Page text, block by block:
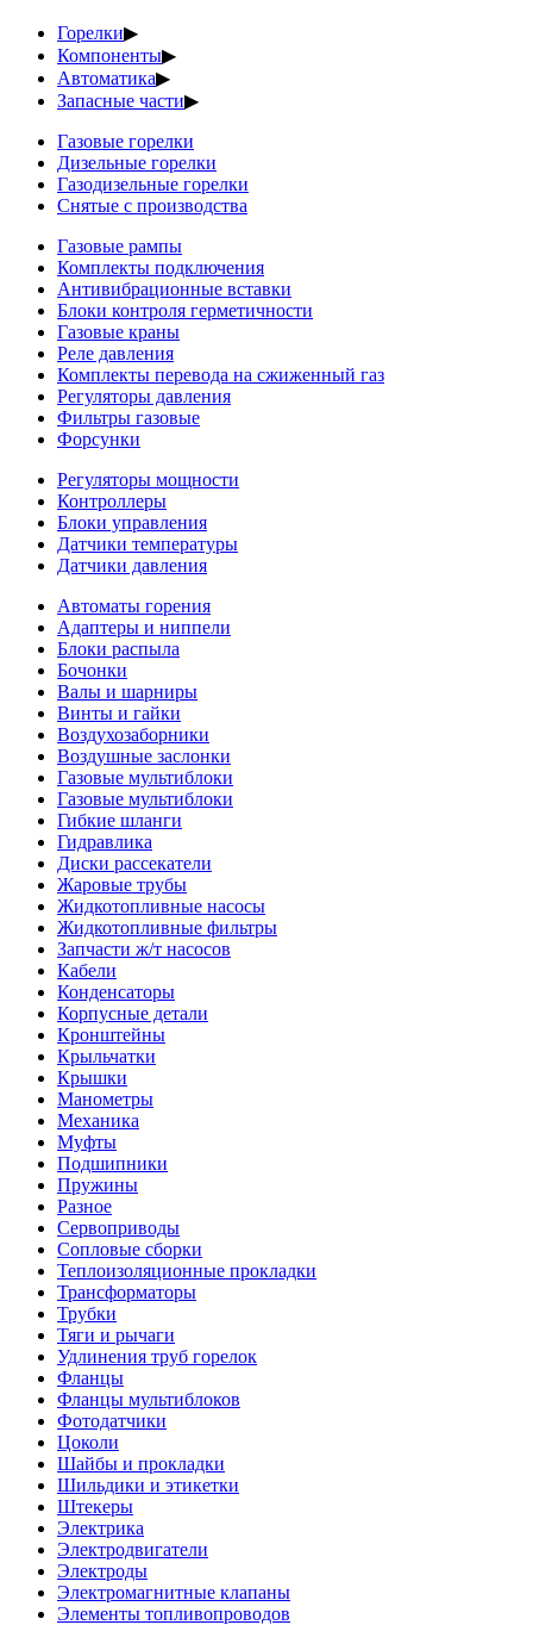
Горелки▶
Компоненты▶
Автоматика▶
Запасные части▶
Газовые горелки
Дизельные горелки
Газодизельные горелки
Снятые с производства
Газовые рампы
Комплекты подключения
Антивибрационные вставки
Блоки контроля герметичности
Газовые краны
Реле давления
Комплекты перевода на сжиженный газ
Регуляторы давления
Фильтры газовые
Форсунки
Регуляторы мощности
Контроллеры
Блоки управления
Датчики температуры
Датчики давления
Автоматы горения
Адаптеры и ниппели
Блоки распыла
Бочонки
Валы и шарниры
Винты и гайки
Воздухозаборники
Воздушные заслонки
Газовые мультиблоки
Газовые мультиблоки
Гибкие шланги
Гидравлика
Диски рассекатели
Жаровые трубы
Жидкотопливные насосы
Жидкотопливные фильтры
Запчасти ж/т насосов
Кабели
Конденсаторы
Корпусные детали
Кронштейны
Крыльчатки
Крышки
Манометры
Механика
Муфты
Подшипники
Пружины
Разное
Сервоприводы
Сопловые сборки
Теплоизоляционные прокладки
Трансформаторы
Трубки
Тяги и рычаги
Удлинения труб горелок
Фланцы
Фланцы мультиблоков
Фотодатчики
Цоколи
Шайбы и прокладки
Шильдики и этикетки
Штекеры
Электрика
Электродвигатели
Электроды
Электромагнитные клапаны
Элементы топливопроводов